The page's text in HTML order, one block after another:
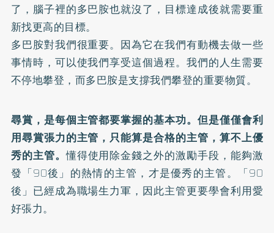
了，腦子裡的多巴胺也就沒了，目標達成後就需要重
新找更高的目標。
多巴胺對我們很重要。因為它在我們有動機去做一些
事情時，可以使我們享受這個過程。我們的人生需要
不停地攀登，而多巴胺是支撐我們攀登的重要物質。
尋賞，是每個主管都要掌握的基本功。但是僅僅會利
用尋賞張力的主管，只能算是合格的主管，算不上優
秀的主管。懂得使用除金錢之外的激勵手段，能夠激
發「90後」的熱情的主管，才是優秀的主管。「90
後」已經成為職場生力軍，因此主管更要學會利用愛
好張力。